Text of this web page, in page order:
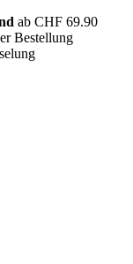
ab CHF 69.90
Bestellung